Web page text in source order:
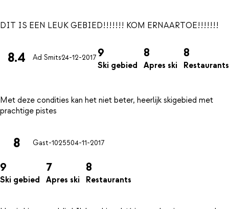
8.4 Ad Smits24-12-2017 9
Ski gebied
8
Apres ski
8
Restaurants
Met deze condities kan het niet beter, heerlijk skigebied met
8 Gast-1025504-11-2017
9
Ski gebied
7
Apres ski
8
Restaurants